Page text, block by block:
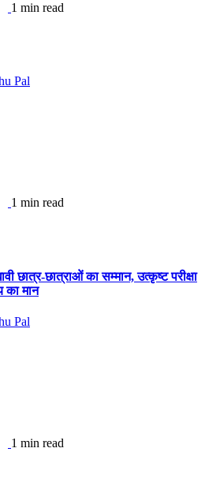
1 min read
Pal
1 min read
छात्र-छात्राओं का सम्मान, उत्कृष्ट परीक्षा
का मान
Pal
1 min read